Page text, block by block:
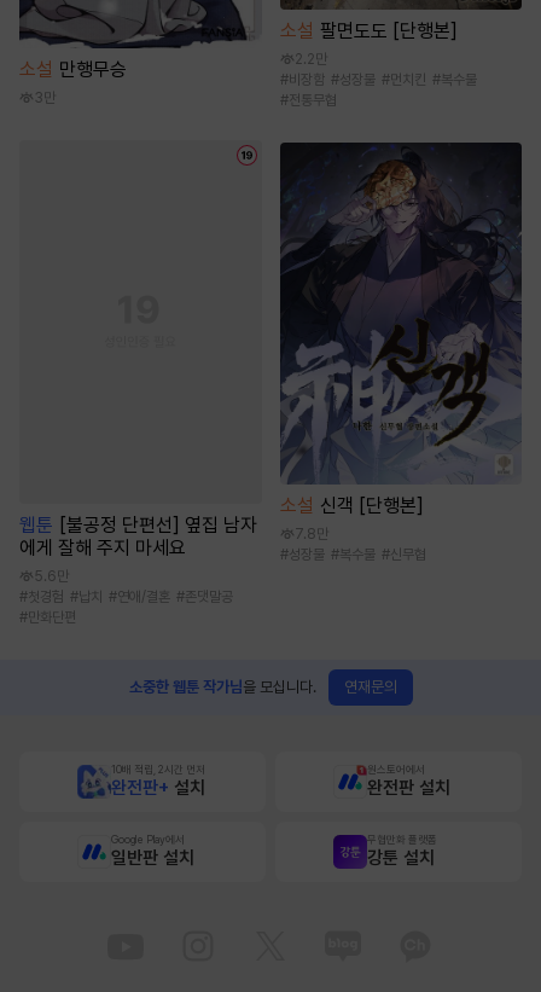
소설 만행무승
3만
웹툰 [불공정 단편선] 옆집 남자
에게 잘해 주지 마세요
5.6만
#첫경험 #납치 #연애/결혼 #존댓말공
#만화단편
소설 팔면도도 [단행본]
2.2만
#비장함 #성장물 #먼치킨 #복수물
#전통무협
소설 신객 [단행본]
7.8만
#성장물 #복수물 #신무협
소중한 웹툰 작가님을 모십니다. 연재문의
10배 적립, 2시간 먼저
완전판+ 설치
원스토어에서
완전판 설치
Google Play에서
일반판 설치
무협만화 플랫폼
강툰 설치